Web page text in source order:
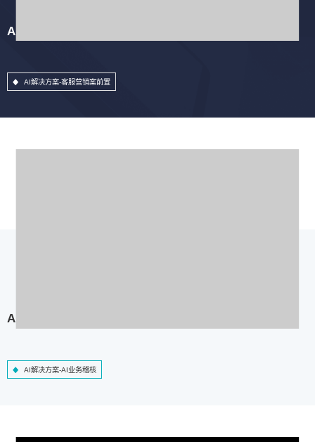
AI解决方案-客服营销案前置
AI解决方案-客服营销案前置
AI解决方案-AI业务稽核
AI解决方案-AI业务稽核